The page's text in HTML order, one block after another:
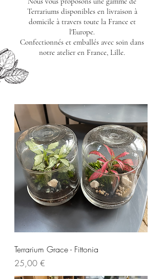
Terrariums disponibles en livraison à
domicile à travers toute la France et
l'Europe.
Confectionnés et emballés avec soin dans
notre atelier en France, Lille.
Terrarium Grace - Fittonia
Cena
25,00 €